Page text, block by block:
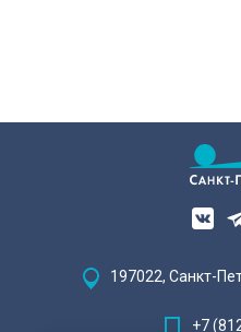
197022, Санкт-
+7